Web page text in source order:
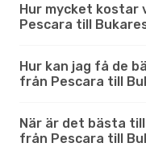
Hur mycket kostar
Pescara till
Hur kan jag få de
från Pescara till
När är det bästa
från Pescara till